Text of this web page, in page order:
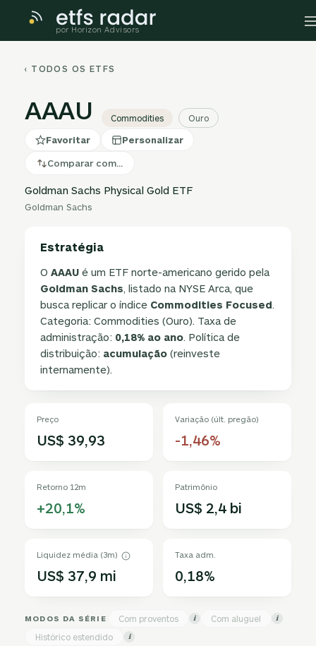
por Horizon Advisors
‹ TODOS OS ETFS
AAAU Commodities Ouro
Favoritar Personalizar
Comparar com…
Goldman Sachs Physical Gold ETF
Goldman Sachs
Estratégia
OAAAU é um ETF norte-americano gerido pela
Goldman Sachs, listado na NYSE Arca, que
busca replicar o índice Commodities Focused.
Categoria: Commodities (Ouro). Taxa de
administração: 0,18% ao ano. Política de
distribuição: acumulação (reinveste
internamente).
Preço
US$ 39,93
Variação (últ. pregão)
-1,46%
Retorno 12m
+20,1%
Patrimônio
US$ 2,4 bi
Liquidez média (3m)
US$ 37,9 mi
Taxa adm.
0,18%
MODOS DA SÉRIE Com proventos i Com aluguel i
Histórico estendido i